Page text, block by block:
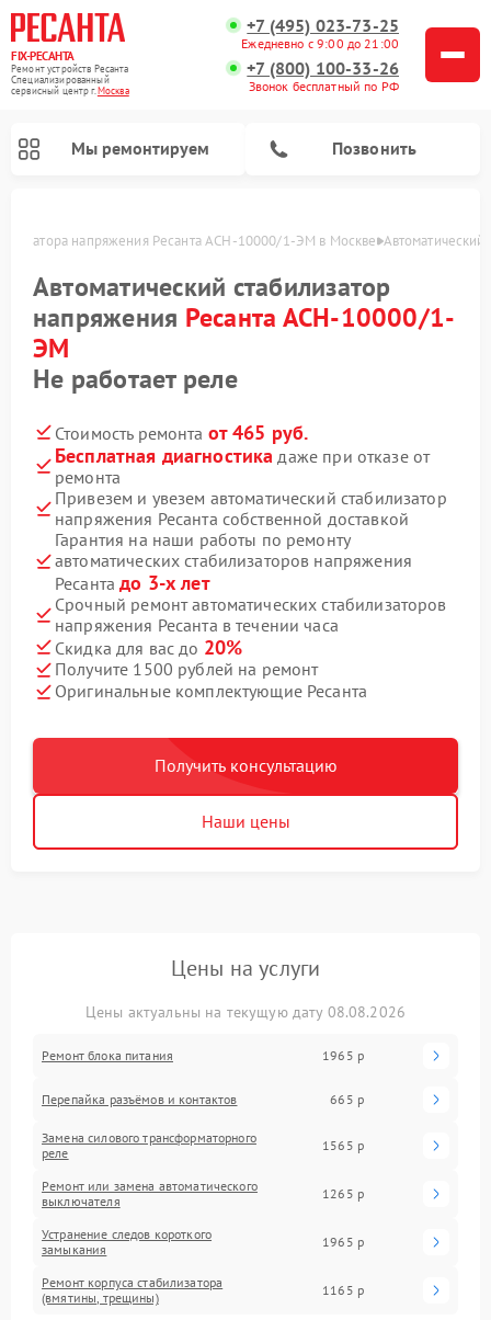
FIX-РЕСАНТА
Ремонт устройств Ресанта
Специализированный
cервисный центр г.Москва
+7 (495) 023-73-25
Ежедневно с 9:00 до 21:00
+7 (800) 100-33-26
Звонок бесплатный по РФ
Мы ремонтируем Позвонить
напряжения Ресанта АСН-10000/1-ЭМ в Москве
Автоматический стабилизатор
напряжения Ресанта АСН-10000/1-
ЭМ
Не работает реле
Стоимость ремонта от 465 руб.
Бесплатная диагностика даже при отказе от
ремонта
Привезем и увезем автоматический стабилизатор
напряжения Ресанта собственной доставкой
Гарантия на наши работы по ремонту
автоматических стабилизаторов напряжения
Ресантадо 3-х лет
Срочный ремонт автоматических стабилизаторов
напряжения Ресанта в течении часа
Скидка для вас до 20%
Получите 1500 рублей на ремонт
Оригинальные комплектующие Ресанта
Получить консультацию
Наши цены
Цены на услуги
Цены актуальны на текущую дату 08.08.2026
Ремонт блока питания 1965 р
Перепайка разъёмов и контактов 665 р
Замена силового трансформаторного
реле
1565 р
Ремонт или замена автоматического
выключателя
1265 р
Устранение следов короткого
замыкания
1965 р
Ремонт корпуса стабилизатора
(вмятины, трещины)
1165 р